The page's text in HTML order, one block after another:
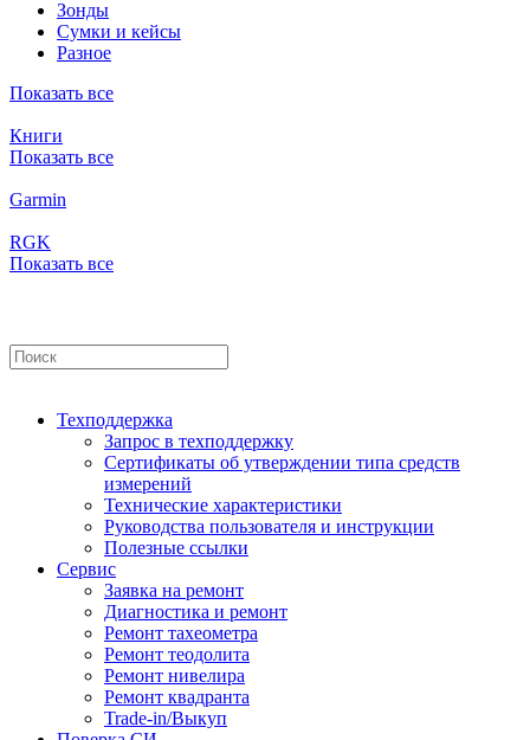
Зонды
Сумки и кейсы
Разное
Показать все
Книги
Показать все
Garmin
RGK
Показать все
Техподдержка
Запрос в техподдержку
Сертификаты об утверждении типа средств
измерений
Технические характеристики
Руководства пользователя и инструкции
Полезные ссылки
Сервис
Заявка на ремонт
Диагностика и ремонт
Ремонт тахеометра
Ремонт теодолита
Ремонт нивелира
Ремонт квадранта
Trade-in/Выкуп